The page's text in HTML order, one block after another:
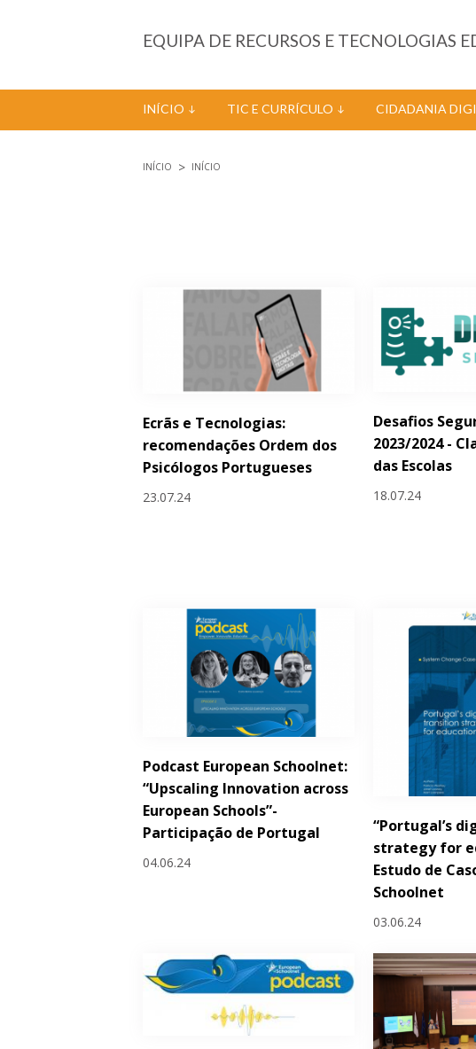
EQUIPA DE RECURSOS E TECNOLOGIAS
INÍCIO TIC E CURRÍCULO CIDADANIA
INÍCIO INÍCIO
Ecrãs e Tecnologias:
recomendações Ordem dos
Psicólogos Portugueses
23.07.24
Desafios
2023/2024 -
das Escolas
18.07.24
Podcast European Schoolnet:
“Upscaling Innovation across
European Schools”-
Participação de Portugal
04.06.24
“Portugal’s
strategy for
Estudo de
Schoolnet
03.06.24